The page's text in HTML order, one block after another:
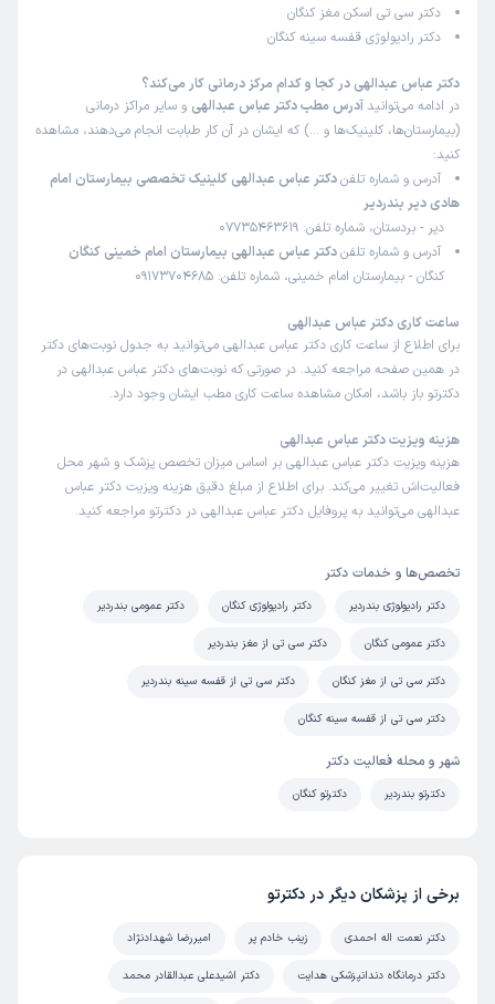
دکتر سی تی اسکن مغز کنگان
دکتر رادیولوژی قفسه سینه کنگان
دکتر عباس عبدالهی در کجا و کدام مرکز درمانی کار می‌کند؟
در ادامه می‌توانید آدرس مطب دکتر عباس عبدالهی و سایر مراکز درمانی
(بیمارستان‌ها، کلینیک‌ها و …) که ایشان در آن کار طبابت انجام می‌دهند، مشاهده
کنید:
آدرس و شماره تلفندکتر عباس عبدالهی کلینیک تخصصی بیمارستان امام
هادی دیر بندردیر
دیر - بردستان، شماره تلفن: 07735463619
آدرس و شماره تلفندکتر عباس عبدالهی بیمارستان امام خمینی کنگان
کنگان - بیمارستان امام خمینی، شماره تلفن: 09173704685
ساعت کاری دکتر عباس عبدالهی
برای اطلاع از ساعت کاری دکتر عباس عبدالهی می‌توانید به جدول نوبت‌های دکتر
در همین صفحه مراجعه کنید. در صورتی که نوبت‌های دکتر عباس عبدالهی در
دکترتو باز باشد، امکان مشاهده ساعت کاری مطب ایشان وجود دارد.
هزینه ویزیت دکتر عباس عبدالهی
هزینه ویزیت دکتر عباس عبدالهی بر اساس میزان تخصص پزشک و شهر محل
فعالیت‌اش تغییر می‌کند. برای اطلاع از مبلغ دقیق هزینه ویزیت دکتر عباس
عبدالهی می‌توانید به پروفایل دکتر عباس عبدالهی در دکترتو مراجعه کنید.
تخصص‌ها و خدمات دکتر
دکتر رادیولوژی بندردیر دکتر رادیولوژی کنگان دکتر عمومی بندردیر
دکتر عمومی کنگان دکتر سی تی از مغز بندردیر
دکتر سی تی از مغز کنگان دکتر سی تی از قفسه سینه بندردیر
دکتر سی تی از قفسه سینه کنگان
شهر و محله فعالیت دکتر
دکترتو بندردیر دکترتو کنگان
برخی از پزشکان دیگر در دکترتو
دکتر نعمت اله احمدی زینب خادم پر امیررضا شهدادنژاد
دکتر درمانگاه دندانپزشکی هدایت دکتر اشیدعلی عبدالقادر محمد